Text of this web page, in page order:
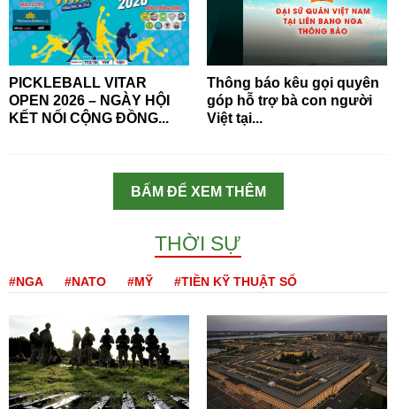
PICKLEBALL VITAR
OPEN 2026 – NGÀY HỘI
KẾT NỐI CỘNG ĐỒNG...
Thông báo kêu gọi quyên
góp hỗ trợ bà con người
Việt tại...
BẤM ĐỂ XEM THÊM
THỜI SỰ
#NGA #NATO #MỸ #TIỀN KỸ THUẬT SỐ